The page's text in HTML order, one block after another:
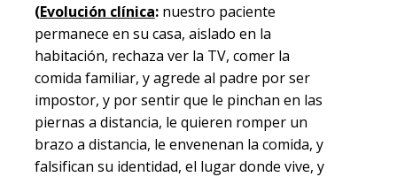
(Evolución clínica: nuestro paciente
permanece en su casa, aislado en la
habitación, rechaza ver la TV, comer la
comida familiar, y agrede al padre por ser
impostor, y por sentir que le pinchan en las
piernas a distancia, le quieren romper un
brazo a distancia, le envenenan la comida, y
falsifican su identidad, el lugar donde vive, y